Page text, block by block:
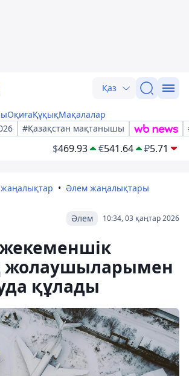
Қаз
ОқиғаҚұқықМақалалар
#Қазақстан мақтанышы
$469.93 €541.64 ₽5.71
Әлем жаңалықтары
10:34, 03 қаңтар 2026
Әлем
жолаушыларымен
құлады